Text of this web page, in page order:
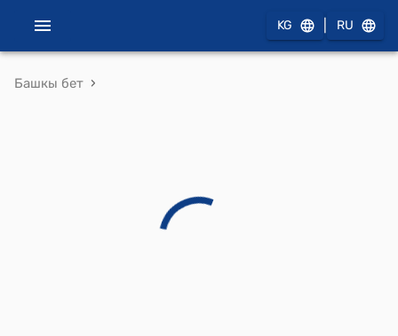
KG RU
Башкы бет ›